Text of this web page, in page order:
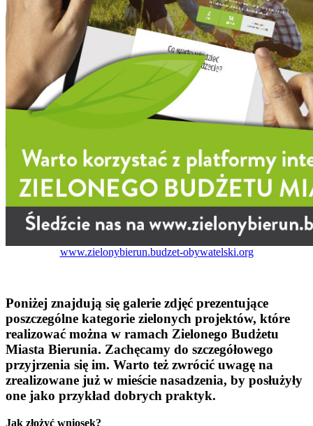
www.zielonybierun.budzet-obywatelski.org
Poniżej znajdują się galerie zdjęć prezentujące
poszczególne kategorie zielonych projektów, które
realizować można w ramach Zielonego Budżetu
Miasta Bierunia. Zachęcamy do szczegółowego
przyjrzenia się im. Warto też zwrócić uwagę na
zrealizowane już w mieście nasadzenia, by posłużyły
one jako przykład dobrych praktyk.
Jak złożyć wniosek?